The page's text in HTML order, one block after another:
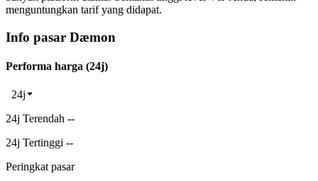
menguntungkan tarif yang didapat.
Info pasar Dæmon
Performa harga (24j)
24j
24j Terendah --
24j Tertinggi --
Peringkat pasar